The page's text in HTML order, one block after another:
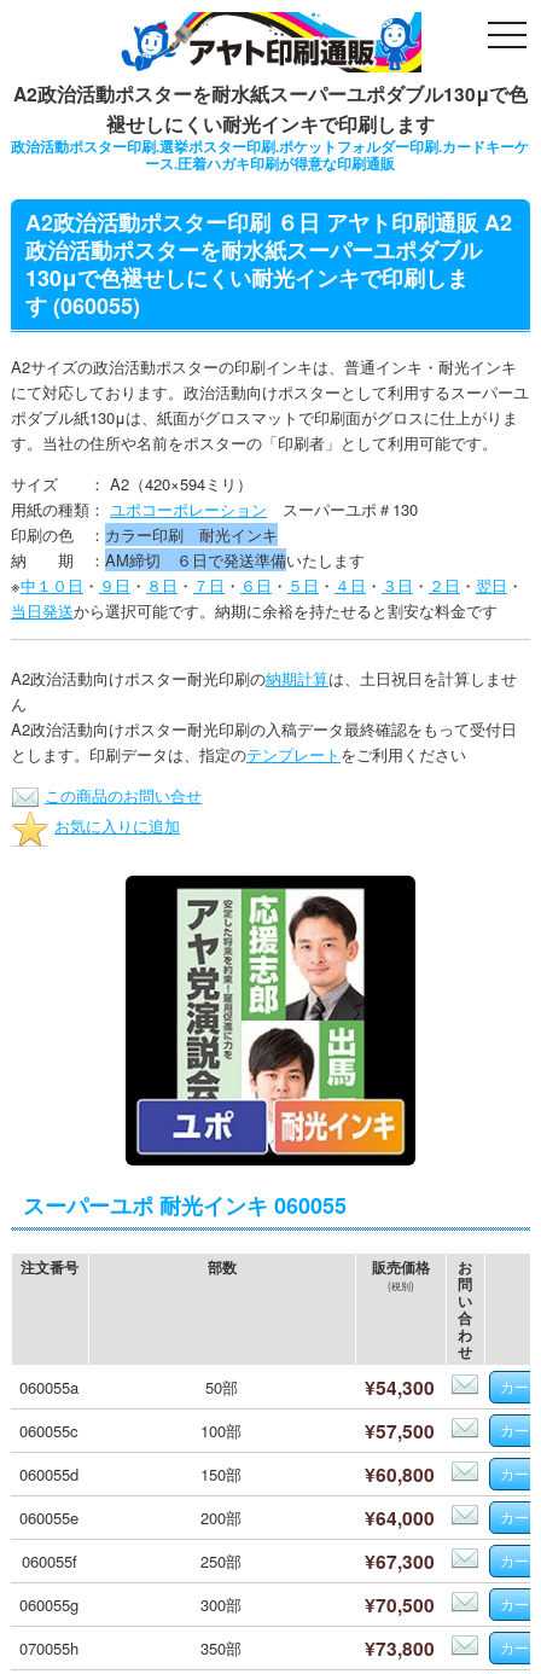
A2政治活動ポスターを耐水紙スーパーユポダブル130μで色
褪せしにくい耐光インキで印刷します
政治活動ポスター印刷.選挙ポスター印刷.ポケットフォルダー印刷.カードキーケ
ース.圧着ハガキ印刷が得意な印刷通販
A2政治活動ポスター印刷 ６日 アヤト印刷通販 A2
政治活動ポスターを耐水紙スーパーユポダブル
130μで色褪せしにくい耐光インキで印刷しま
す (060055)
A2サイズの政治活動ポスターの印刷インキは、普通インキ・耐光インキ
にて対応しております。政治活動向けポスターとして利用するスーパーユ
ポダブル紙130μは、紙面がグロスマットで印刷面がグロスに仕上がりま
す。当社の住所や名前をポスターの「印刷者」として利用可能です。
サイズ ： A2（420×594ミリ）
用紙の種類： ユポコーポレーション スーパーユポ＃130
印刷の色 ： カラー印刷 耐光インキ
納 期 ： AM締切 ６日で発送準備いたします
※中１０日 ・ ９日 ・ ８日 ・ ７日 ・ ６日 ・ ５日 ・ ４日 ・ ３日 ・ ２日 ・ 翌日 ・
当日発送から選択可能です。納期に余裕を持たせると割安な料金です
A2政治活動向けポスター耐光印刷の納期計算は、土日祝日を計算しませ
ん
A2政治活動向けポスター耐光印刷の入稿データ最終確認をもって受付日
とします。印刷データは、指定のテンプレート をご利用ください
この商品のお問い合せ
お気に入りに追加
スーパーユポ 耐光インキ 060055
注文番号 部数 販売価格
(税別)
お
問
い
合
わ
せ
060055a 50部 ¥54,300
060055c 100部 ¥57,500
060055d 150部 ¥60,800
060055e 200部 ¥64,000
060055f 250部 ¥67,300
060055g 300部 ¥70,500
070055h 350部 ¥73,800